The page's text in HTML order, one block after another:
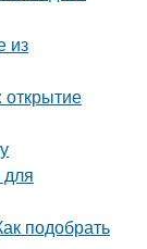
из
открытие
подобрать